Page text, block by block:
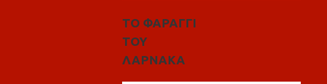
ΤΟ ΦΑΡΑΓΓΙ
ΤΟΥ
ΛΑΡΝΑΚΑ